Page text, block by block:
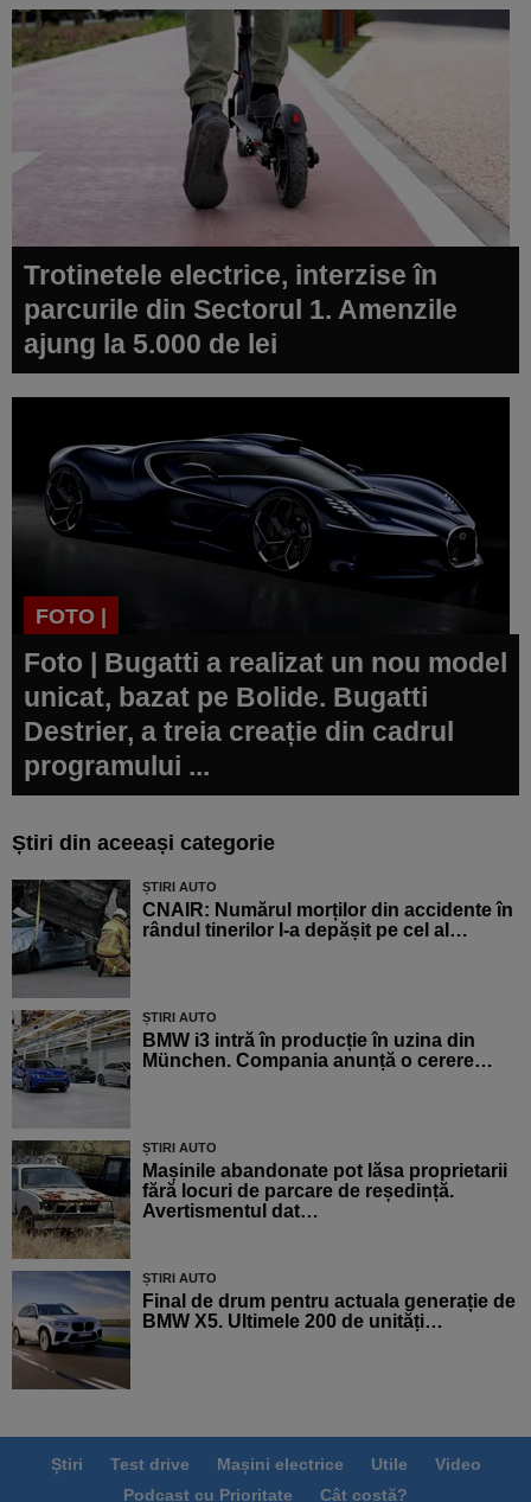
Trotinetele electrice, interzise în
parcurile din Sectorul 1. Amenzile
ajung la 5.000 de lei
FOTO |
Foto | Bugatti a realizat un nou model
unicat, bazat pe Bolide. Bugatti
Destrier, a treia creație din cadrul
programului ...
Știri din aceeași categorie
ȘTIRI AUTO
CNAIR: Numărul morților din accidente în
rândul tinerilor l-a depășit pe cel al…
ȘTIRI AUTO
BMW i3 intră în producție în uzina din
München. Compania anunță o cerere…
ȘTIRI AUTO
Mașinile abandonate pot lăsa proprietarii
fără locuri de parcare de reședință.
Avertismentul dat…
ȘTIRI AUTO
Final de drum pentru actuala generație de
BMW X5. Ultimele 200 de unități…
Știri Test drive Mașini electrice Utile
Video
Podcast cu Prioritate
Cât costă?